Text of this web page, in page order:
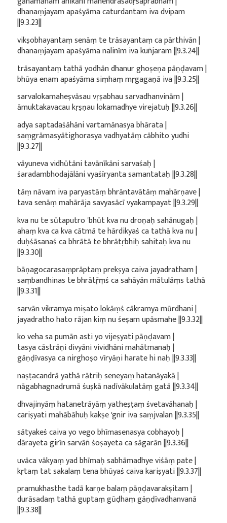
dhanaṃjayam apaśyāma caturdantam iva dvipam
||9.3.23||
vikṣobhayantaṃ senāṃ te trāsayantaṃ ca pārthivān |
dhanaṃjayam apaśyāma nalinīm iva kuñjaram ||9.3.24||
trāsayantaṃ tathā yodhān dhanur ghoṣeṇa pāṇḍavam |
bhūya enam apaśyāma siṃhaṃ mṛgagaṇā iva ||9.3.25||
sarvalokamaheṣvāsau vṛṣabhau sarvadhanvinām |
āmuktakavacau kṛṣṇau lokamadhye virejatuḥ ||9.3.26||
adya saptadaśāhāni vartamānasya bhārata |
saṃgrāmasyātighorasya vadhyatāṃ cābhito yudhi
||9.3.27||
vāyuneva vidhūtāni tavānīkāni sarvaśaḥ |
śaradambhodajālāni vyaśīryanta samantataḥ ||9.3.28||
tāṃ nāvam iva paryastāṃ bhrāntavātāṃ mahārṇave |
tava senāṃ mahārāja savyasācī vyakampayat ||9.3.29||
kva nu te sūtaputro 'bhūt kva nu droṇaḥ sahānugaḥ |
ahaṃ kva ca kva cātmā te hārdikyaś ca tathā kva nu |
duḥśāsanaś ca bhrātā te bhrātṛbhiḥ sahitaḥ kva nu
||9.3.30||
bāṇagocarasaṃprāptaṃ prekṣya caiva jayadratham |
saṃbandhinas te bhrātṝṃś ca sahāyān mātulāṃs tathā
||9.3.31||
sarvān vikramya miṣato lokāṃś cākramya mūrdhani |
jayadratho hato rājan kiṃ nu śeṣam upāsmahe ||9.3.32||
ko veha sa pumān asti yo vijeṣyati pāṇḍavam |
tasya cāstrāṇi divyāni vividhāni mahātmanaḥ |
gāṇḍīvasya ca nirghoṣo vīryāṇi harate hi naḥ ||9.3.33||
naṣṭacandrā yathā rātriḥ seneyaṃ hatanāyakā |
nāgabhagnadrumā śuṣkā nadīvākulatāṃ gatā ||9.3.34||
dhvajinyāṃ hatanetrāyāṃ yatheṣṭaṃ śvetavāhanaḥ |
cariṣyati mahābāhuḥ kakṣe 'gnir iva saṃjvalan ||9.3.35||
sātyakeś caiva yo vego bhīmasenasya cobhayoḥ |
dārayeta girīn sarvāñ śoṣayeta ca sāgarān ||9.3.36||
uvāca vākyaṃ yad bhīmaḥ sabhāmadhye viśāṃ pate |
kṛtaṃ tat sakalaṃ tena bhūyaś caiva kariṣyati ||9.3.37||
pramukhasthe tadā karṇe balaṃ pāṇḍavarakṣitam |
durāsadaṃ tathā guptaṃ gūḍhaṃ gāṇḍīvadhanvanā
||9.3.38||